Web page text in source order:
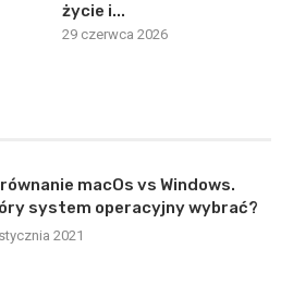
życie i...
29 czerwca 2026
macOs vs Windows.
system operacyjny wybrać?
2021